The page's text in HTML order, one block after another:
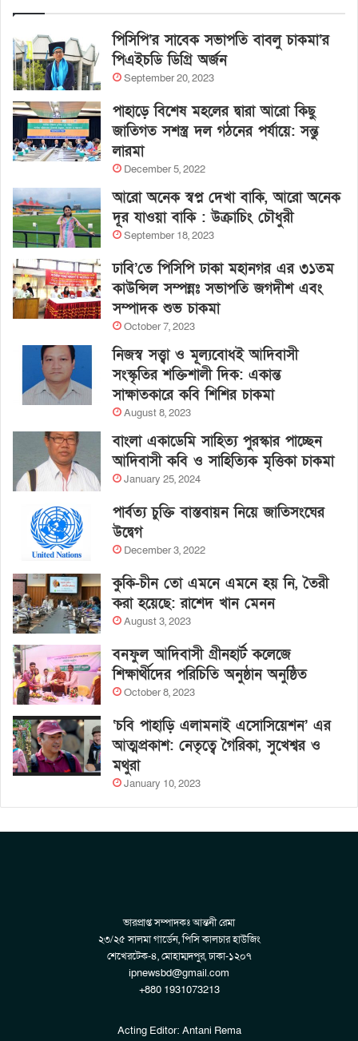
পিসিপি’র সাবেক সভাপতি বাবলু চাকমা’র
পিএইচডি ডিগ্রি অর্জন
September 20, 2023
পাহাড়ে বিশেষ মহলের দ্বারা আরো কিছু
জাতিগত সশস্ত্র দল গঠনের পর্যায়ে: সন্তু
লারমা
December 5, 2022
আরো অনেক স্বপ্ন দেখা বাকি, আরো অনেক
দূর যাওয়া বাকি : উক্রাচিং চৌধুরী
September 18, 2023
ঢাবি’তে পিসিপি ঢাকা মহানগর এর ৩১তম
কাউন্সিল সম্পন্নঃ সভাপতি জগদীশ এবং
সম্পাদক শুভ চাকমা
October 7, 2023
নিজস্ব সত্ত্বা ও মূল্যবোধই আদিবাসী
সংস্কৃতির শক্তিশালী দিক: একান্ত
সাক্ষাতকারে কবি শিশির চাকমা
August 8, 2023
বাংলা একাডেমি সাহিত্য পুরস্কার পাচ্ছেন
আদিবাসী কবি ও সাহিত্যিক মৃত্তিকা চাকমা
January 25, 2024
পার্বত্য চুক্তি বাস্তবায়ন নিয়ে জাতিসংঘের
উদ্বেগ
December 3, 2022
কুকি-চীন তো এমনে এমনে হয় নি, তৈরী
করা হয়েছে: রাশেদ খান মেনন
August 3, 2023
বনফুল আদিবাসী গ্রীনহার্ট কলেজে
শিক্ষার্থীদের পরিচিতি অনুষ্ঠান অনুষ্ঠিত
October 8, 2023
‘চবি পাহাড়ি এলামনাই এসোসিয়েশন’ এর
আত্মপ্রকাশ: নেতৃত্বে গৈরিকা, সুখেশ্বর ও
মথুরা
January 10, 2023
ভারপ্রাপ্ত সম্পাদকঃ আন্তনী রেমা
২৩/২৫ সালমা গার্ডেন, পিসি কালচার হাউজিং
শেখেরটেক-৪, মোহাম্মদপুর, ঢাকা-১২০৭
ipnewsbd@gmail.com
+880 1931073213
Acting Editor: Antani Rema